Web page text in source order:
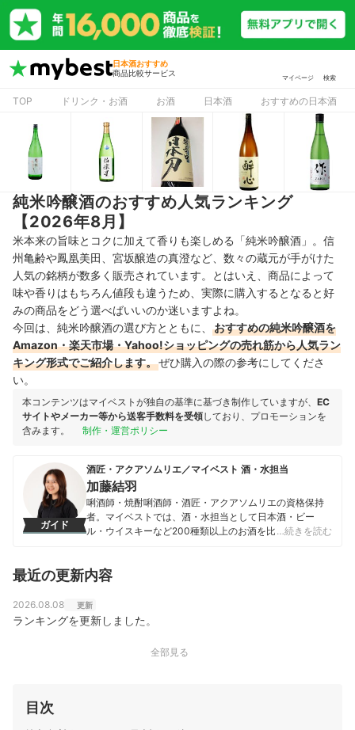
日本酒おすすめ
商品比較サービス
マイページ 検索
TOP ドリンク・お酒 お酒 日本酒 おすすめの日本酒
純米吟醸酒のおすすめ人気ランキング
【2026年8月】
米本来の旨味とコクに加えて香りも楽しめる「純米吟醸酒」。信
州亀齢や鳳凰美田、宮坂醸造の真澄など、数々の蔵元が手がけた
人気の銘柄が数多く販売されています。とはいえ、商品によって
味や香りはもちろん値段も違うため、実際に購入するとなると好
みの商品をどう選べばいいのか迷いますよね。
今回は、純米吟醸酒の選び方とともに、
おすすめの純米吟醸酒を
Amazon・楽天市場・Yahoo!ショッピングの売れ筋から人気ラン
キング形式でご紹介します。ぜひ購入の際の参考にしてくださ
い。
本コンテンツはマイベストが独自の基準に基づき制作していますが、 EC
サイトやメーカー等から送客手数料を受領しており、プロモーションを
含みます。
制作・運営ポリシー
ガイド
酒匠・アクアソムリエ／マイベスト 酒・水担当
加藤結羽
唎酒師・焼酎唎酒師・酒匠・アクアソムリエの資格保持
者。マイベストでは、酒・水担当として日本酒・ビー
ル・ウイスキーなど200種類以上のお酒を比較検証して
家。普段あまりお酒を飲まない初心者から、あらゆる品
価値あるコンテンツの提供を目指し、酒商材の魅力を最
大限に引き出すコンテンツ作り・情報発信に励んでい
加藤結羽のプロフィール
…続きを読む
最近の更新内容
2026.08.08 更新
ランキングを更新しました。
全部見る
目次